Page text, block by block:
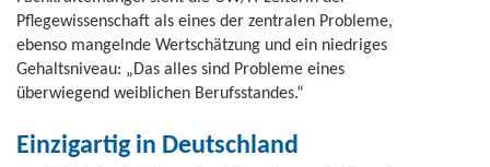
Pflegewissenschaft als eines der zentralen Probleme,
ebenso mangelnde Wertschätzung und ein niedriges
Gehaltsniveau: „Das alles sind Probleme eines
überwiegend weiblichen Berufsstandes.“
Einzigartig in Deutschland